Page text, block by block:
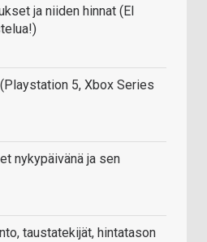
ja niiden hinnat (EI
5, Xbox Series
nykypäivänä ja sen
taustatekijät, hintatason